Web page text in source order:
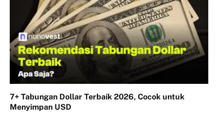
7+ Tabungan Dollar Terbaik 2026, Cocok untuk
Menyimpan USD